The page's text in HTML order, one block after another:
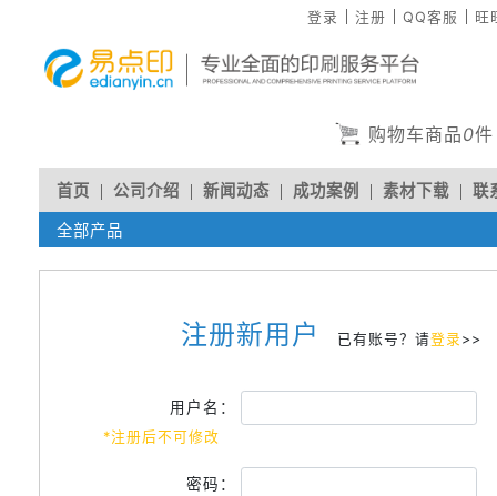
登录 注册 QQ客服 旺
购物车商品0件
首页 公司介绍 新闻动态 成功案例 素材下载 联
人才招聘
全部产品
注册新用户 已有账号？请登录 >>
用户名：
*注册后不可修改
密码：